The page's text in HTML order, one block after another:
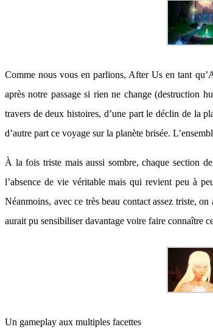
Comme nous vous en parlions, After Us en tant
après notre passage si rien ne change (destruction
travers de deux histoires, d’une part le déclin de la
d’autre part ce voyage sur la planète brisée.
À la fois triste mais aussi sombre, chaque section
l’absence de vie véritable mais qui revient peu à
Néanmoins, avec ce très beau contact assez triste,
aurait pu sensibiliser davantage voire faire connaître
Un gameplay aux multiples facettes